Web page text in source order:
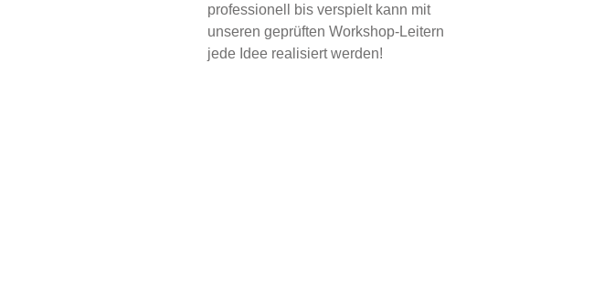
professionell bis verspielt kann mit
unseren geprüften Workshop-Leitern
jede Idee realisiert werden!